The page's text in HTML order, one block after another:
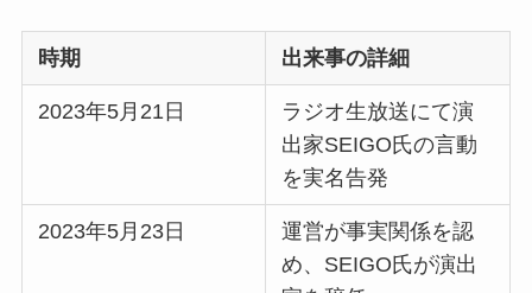
時期 出来事の詳細
2023年5月21日
ラジオ生放送にて演
出家SEIGO氏の言動
を実名告発
2023年5月23日
運営が事実関係を認
め、SEIGO氏が演出